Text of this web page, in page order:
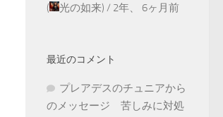
(
光の如来) / 2年、 6ヶ月前
最近のコメント
プレアデスのチュニアから
のメッセージ 苦しみに対処